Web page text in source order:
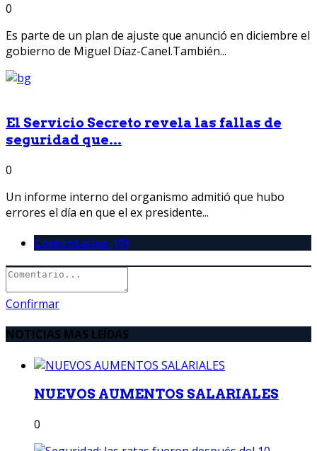
0
Es parte de un plan de ajuste que anunció en diciembre el
gobierno de Miguel Díaz-Canel.También...
El Servicio Secreto revela las fallas de
seguridad que...
0
Un informe interno del organismo admitió que hubo
errores el día en que el ex presidente...
Comentarios (0)
Confirmar
NOTICIAS MAS LEÍDAS
NUEVOS AUMENTOS SALARIALES
0